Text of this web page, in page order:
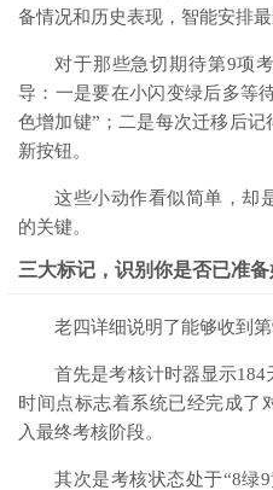
备情况和历史表现，智能安排
对于那些急切期待第9项
导：一是要在小闪变绿后多等
色增加键”；二是每次迁移后
新按钮。
这些小动作看似简单，却
的关键。
三大标记，识别你是否已准备
老四详细说明了能够收到
首先是考核计时器显示
时间点标志着系统已经完成了
入最终考核阶段。
其次是考核状态处于“8绿